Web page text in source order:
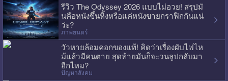
รีวิว The Odyssey 2026 แบบไม่อวย! สรุปมั
นคือหนังขึ้นหิ้งหรือแค่หนังขายกราฟิกกันแน่
ว่ะ?
ภาพยนตร์
วัวหายล้อมคอกของแท้! คิดว่าเรื่องผับไฟไห
ม้แล้วมีคนตาย สุดท้ายมันก็จะวนลูปกลับมา
อีกไหม?
ปัญหาสังคม